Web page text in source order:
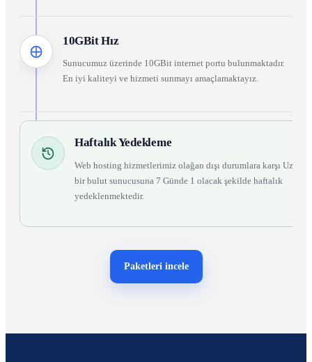
10GBit Hız
Sunucumuz üzerinde 10GBit internet portu bulunmaktadır.
En iyi kaliteyi ve hizmeti sunmayı amaçlamaktayız.
Haftalık Yedekleme
Web hosting hizmetlerimiz olağan dışı durumlara karşı Uzak
bir bulut sunucusuna 7 Günde 1 olacak şekilde haftalık
yedeklenmektedir.
Paketleri incele